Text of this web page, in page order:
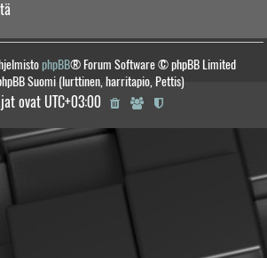
phpBB® Forum Software © phpBB Limited
Suomi (lurttinen, harritapio, Pettis)
ovat UTC+03:00